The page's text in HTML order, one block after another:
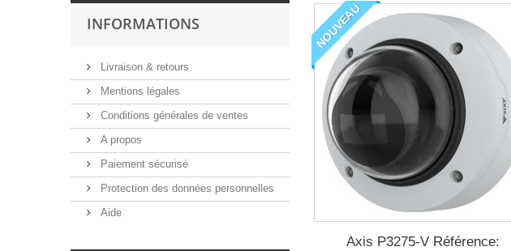
INFORMATIONS
Livraison & retours
Mentions légales
Conditions générales de ventes
A propos
Paiement sécurisé
Protection des données personnelles
Aide
NOUVEAU
Axis P3275-V Référence: